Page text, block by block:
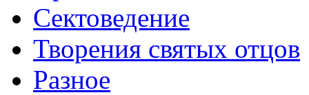
Сектоведение
Творения святых отцов
Разное